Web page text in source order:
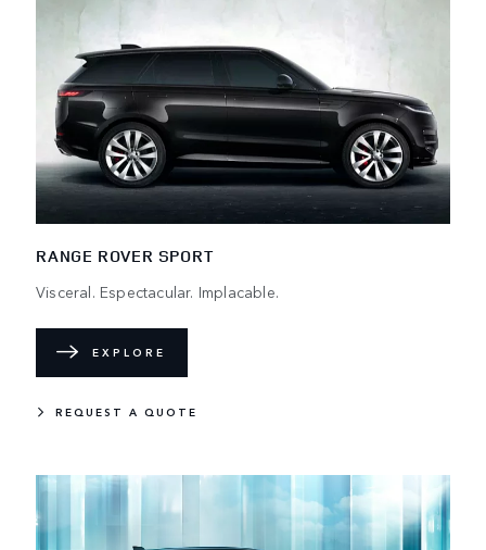
RANGE ROVER SPORT
Visceral. Espectacular. Implacable.
EXPLORE
REQUEST A QUOTE